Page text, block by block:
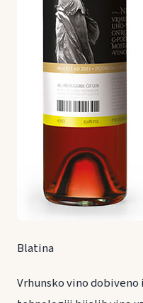
Blatina
Vrhunsko vino